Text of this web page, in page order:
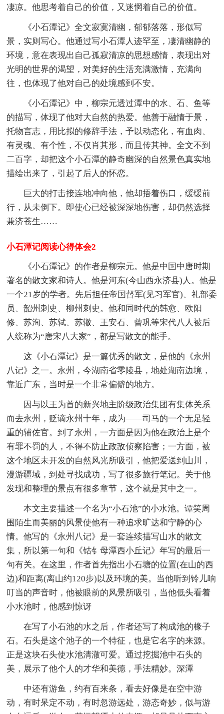
凄凉。他思考着自己的价值，又迷惘着自己的价值。
《小石潭记》全文寂寞清幽，郁郁落落，形似写
景，实则写心。他通过写小石潭人迹罕至，凄清幽静的
环境，意在表现出自己孤寂清凉的思想感情，表现出对
光明的世界的渴望，对美好的生活充满激情，充满向
往，也体现了他对自己的处境感到不安。
《小石潭记》中，柳宗元透过潭中的水、石、鱼等
的描写，体现了他对大自然的热爱。他善于融情于景，
托物言志，用比拟的修辞手法，予以动态化，有血肉、
有灵魂、有个性，不仅肖其形，而且传其神。全文不到
二百字，却把这个小石潭的静奇幽深的自然景色真实地
描绘出来了，引起了后人的怀恋。
巨大的打击接连地冲向他，他却捂着伤口，缓缓前
行，从未倒下。即使心已经被深深地伤害，却仍然选择
兼济苍生……
小石潭记阅读心得体会2
《小石潭记》的作者是柳宗元。他是中国中唐时期
著名的散文家和诗人。他是河东(今山西永济县)人。他是
一个21岁的学者。先后担任帝国督军(见习军官)、礼部委
员、韶州刺史、柳州刺史。他和同时代的韩愈、欧阳
修、苏洵、苏轼、苏辙、王安石、曾巩等宋代八人被后
人统称为“唐宋八大家”，都是写散文的能手。
这《小石潭记》是一篇优秀的散文，是他的《永州
八记》之一。永州，今湖南省零陵县，地处湖南边境，
靠近广东，当时是一个非常偏僻的地方。
因与以王为首的新兴地主阶级政治集团有集体关系
而去永州，贬谪永州十年，成为——司马的一个无足轻
重的辅佐官。到了永州，一方面是因为他在政治上是个
有罪不罚的人，不得不防止政敌侦察陷害；一方面，被
这个地区未开发的自然风光所吸引，他把爱送到山川，
漫游疆域，到处寻找成功，写了很多旅行笔记。关于他
发现和整理的景点有很多章节，这个就是其中之一。
本文主要描述一个名为“小石池”的小水池。谭笑周
围陌生而美丽的风景使他有一种追求旷达和宁静的心
情。他写的《永州八记》是一套连续描写山水的散文
集，所以第一句和《钴钅母潭西小丘记》年写的最后一
句有关。在这里，作者首先指出小石塘的位置(在山的西
边)和距离(离山约120步)以及环境的美。当他听到铃儿响
叮当的声音时，他被眼前的风景所吸引，当他低头看着
小水池时，他感到惊讶
在写了小石池的水之后，作者还写了构成池的椽子
石。石头是这个池子的一个特征，也是它名字的来源。
正是这块石头使水池清澈可爱。通过挖掘池中石头的
美，展示了他个人的才华和美德，手法精妙。深潭
中还有游鱼，约有百来条，看去好像是在空中游
动，有时呆定不动，有时忽游远处，游态奇妙，似与游